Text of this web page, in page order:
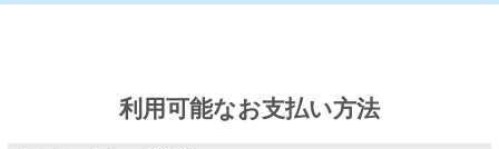
利用可能なお支払い方法